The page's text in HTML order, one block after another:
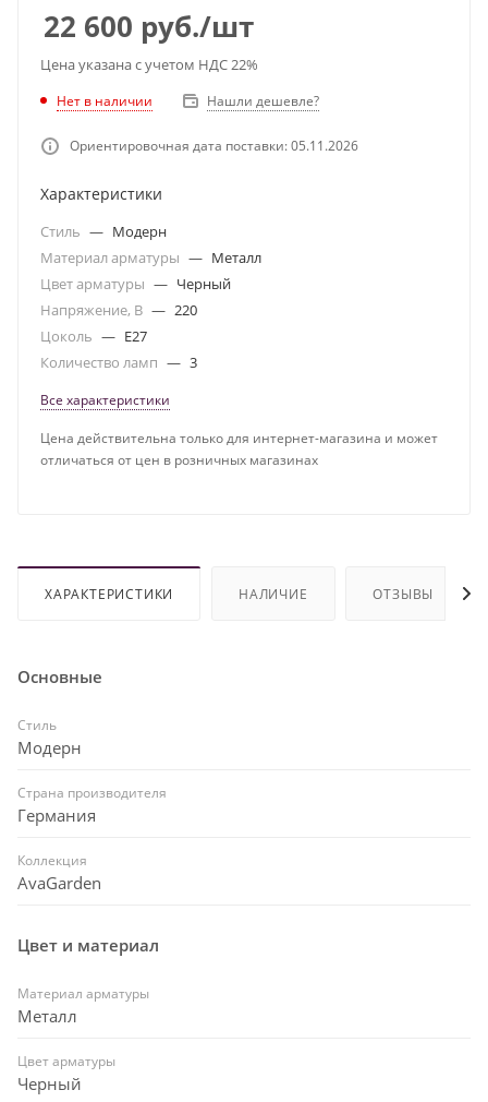
22 600 руб./шт
Цена указана с учетом НДС 22%
Нет в наличии Нашли дешевле?
Ориентировочная дата поставки: 05.11.2026
Характеристики
Стиль — Модерн
Материал арматуры — Металл
Цвет арматуры — Черный
Напряжение, В — 220
Цоколь — E27
Количество ламп — 3
Все характеристики
Цена действительна только для интернет-магазина и может
отличаться от цен в розничных магазинах
ХАРАКТЕРИСТИКИ НАЛИЧИЕ ОТЗЫВЫ
Основные
Стиль
Модерн
Страна производителя
Германия
Коллекция
AvaGarden
Цвет и материал
Материал арматуры
Металл
Цвет арматуры
Черный